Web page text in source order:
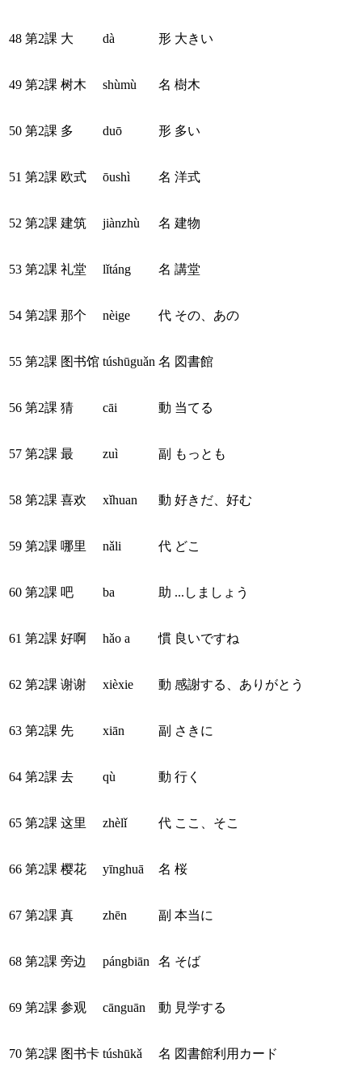
48 第2課 大 dà 形 大きい
49 第2課 树木 shùmù 名 樹木
50 第2課 多 duō 形 多い
51 第2課 欧式 ōushì 名 洋式
52 第2課 建筑 jiànzhù 名 建物
53 第2課 礼堂 lǐtáng 名 講堂
54 第2課 那个 nèige 代 その、あの
55 第2課 图书馆 túshūguǎn 名 図書館
56 第2課 猜 cāi 動 当てる
57 第2課 最 zuì 副 もっとも
58 第2課 喜欢 xǐhuan 動 好きだ、好む
59 第2課 哪里 nǎli 代 どこ
60 第2課 吧 ba 助 ...しましょう
61 第2課 好啊 hǎo a 慣 良いですね
62 第2課 谢谢 xièxie 動 感謝する、ありがとう
63 第2課 先 xiān 副 さきに
64 第2課 去 qù 動 行く
65 第2課 这里 zhèlǐ 代 ここ、そこ
66 第2課 樱花 yīnghuā 名 桜
67 第2課 真 zhēn 副 本当に
68 第2課 旁边 pángbiān 名 そば
69 第2課 参观 cānguān 動 見学する
70 第2課 图书卡 túshūkǎ 名 図書館利用カード